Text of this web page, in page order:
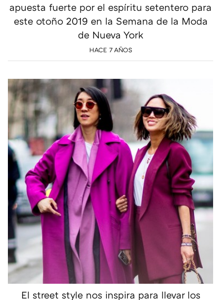
apuesta fuerte por el espíritu setentero para
este otoño 2019 en la Semana de la Moda
de Nueva York
HACE 7 AÑOS
El street style nos inspira para llevar los